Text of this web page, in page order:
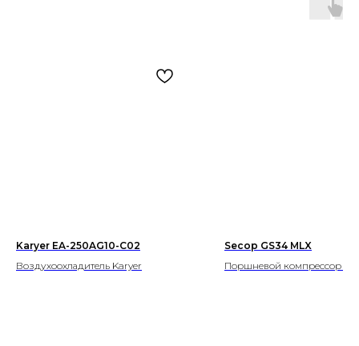
Karyer EA-250AG10-C02
Воздухоохладитель Karyer
Secop GS34 MLX
Поршневой компрессор